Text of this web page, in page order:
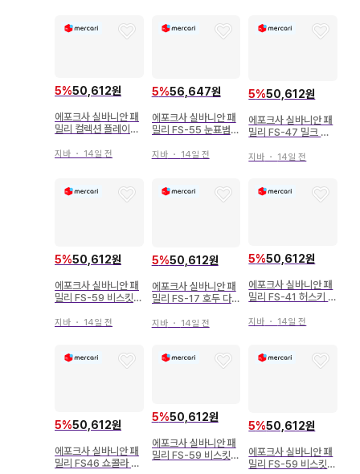
5%50,612원
에포크사 실바니안 패
밀리 컬렉션 플레이트
지바 ・ 14일 전
5%56,647원
에포크사 실바니안 패
밀리 FS-55 눈표범
지바・ 14일 전
5%50,612원
에포크사 실바니안 패
밀리 FS-47 밀크 토
지바 ・ 14일 전
5%50,612원
에포크사 실바니안 패
밀리 FS-59 비스킷
지바 ・ 14일 전
5%50,612원
에포크사 실바니안 패
밀리 FS-17 호두 다람
지바・ 14일 전
5%50,612원
에포크사 실바니안 패
밀리 FS-41 허스키 패
지바 ・ 14일 전
5%50,612원
에포크사 실바니안 패
밀리 FS46 쇼콜라 토
5%50,612원
에포크사 실바니안 패
밀리 FS-59 비스킷
5%50,612원
에포크사 실바니안 패
밀리 FS-59 비스킷